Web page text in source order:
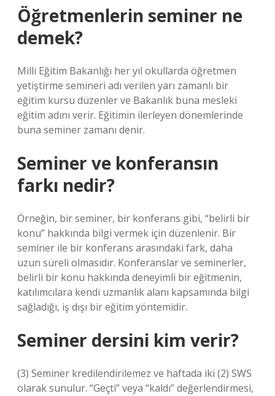
Öğretmenlerin seminer ne
demek?
Milli Eğitim Bakanlığı her yıl okullarda öğretmen
yetiştirme semineri adı verilen yarı zamanlı bir
eğitim kursu düzenler ve Bakanlık buna mesleki
eğitim adını verir. Eğitimin ilerleyen dönemlerinde
buna seminer zamanı denir.
Seminer ve konferansın
farkı nedir?
Örneğin, bir seminer, bir konferans gibi, “belirli bir
konu” hakkında bilgi vermek için düzenlenir. Bir
seminer ile bir konferans arasındaki fark, daha
uzun süreli olmasıdır. Konferanslar ve seminerler,
belirli bir konu hakkında deneyimli bir eğitmenin,
katılımcılara kendi uzmanlık alanı kapsamında bilgi
sağladığı, iş dışı bir eğitim yöntemidir.
Seminer dersini kim verir?
(3) Seminer kredilendirilemez ve haftada iki (2) SWS
olarak sunulur. “Geçti” veya “kaldı” değerlendirmesi,